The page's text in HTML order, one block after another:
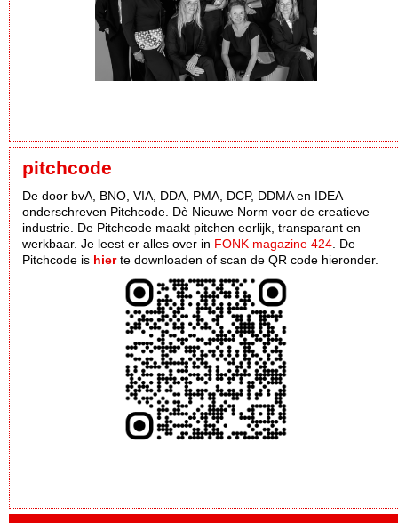
pitchcode
De door bvA, BNO, VIA, DDA, PMA, DCP, DDMA en IDEA
onderschreven Pitchcode. Dè Nieuwe Norm voor de creatieve
industrie. De Pitchcode maakt pitchen eerlijk, transparant en
werkbaar. Je leest er alles over in FONK magazine 424 . De
Pitchcode is hierte downloaden of scan de QR code hieronder.